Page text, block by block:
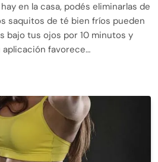
en la casa, podés eliminarlas de
saquitos de té bien fríos pueden
bajo tus ojos por 10 minutos y
favorece…